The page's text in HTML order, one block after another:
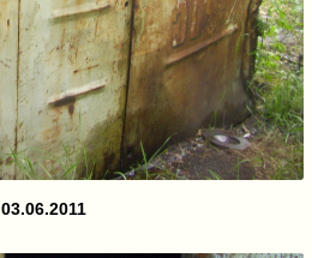
03.06.2011